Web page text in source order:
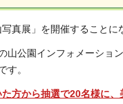
真展」を開催することに
山公園インフォメーショ
す。
方から抽選で20名様に、